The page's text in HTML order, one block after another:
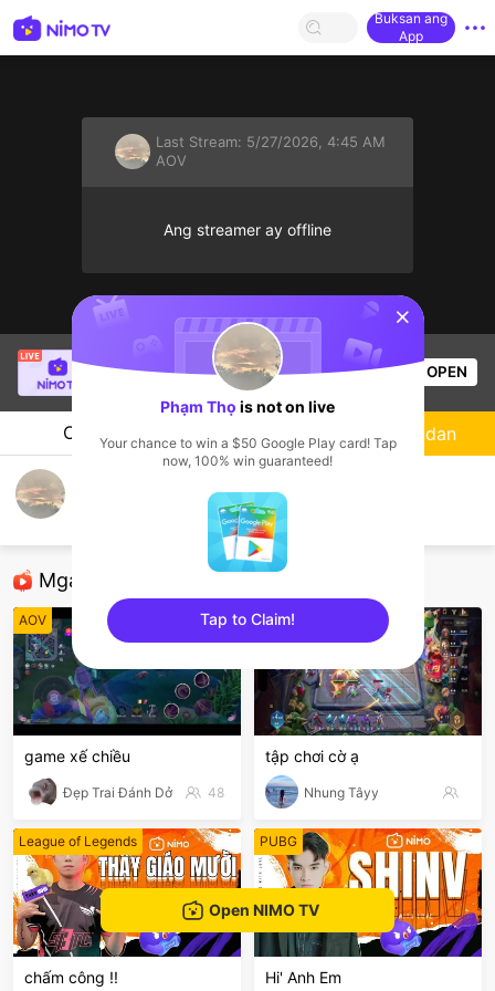
Buksan ang
App
Last Stream: 5/27/2026, 4:45 AM
AOV
Ang streamer ay offline
Tiểu Nguyệt Hoa Nhiis live!
Views OPEN
Chat Streamer
Mga Nirerekominda Na Mga Streamer
AOV
game xế chiều
Đẹp Trai Đánh Dở 48
AOV
tập chơi cờ ạ
Nhung Tâyy
League of Legends
chấm công !!
PUBG
Hi' Anh Em
Sundan
Open NIMO TV
sentinelStart
Phạm Thọ is not on live
Your chance to win a $50 Google Play card! Tap
now, 100% win guaranteed!
Tap to Claim!
sentinelEnd